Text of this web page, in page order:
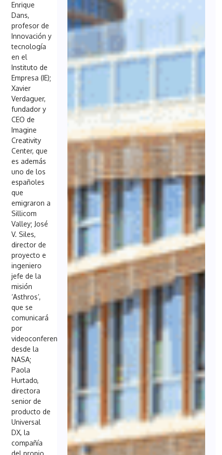
Enrique
Dans,
profesor de
Innovación y
tecnología
en el
Instituto de
Empresa (IE);
Xavier
Verdaguer,
fundador y
CEO de
Imagine
Creativity
Center, que
es además
uno de los
españoles
que
emigraron a
Sillicom
Valley; José
V. Siles,
director de
proyecto e
ingeniero
jefe de la
misión
‘Asthros’,
que se
comunicará
por
videoconferencia
desde la
NASA;
Paola
Hurtado,
directora
senior de
producto de
Universal
DX, la
compañía
del propio